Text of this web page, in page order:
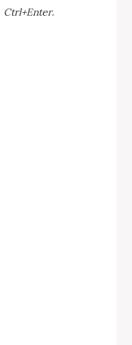
Ctrl+Enter.